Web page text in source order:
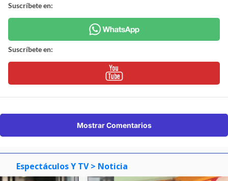
Suscríbete en:
Suscríbete en:
Mostrar Comentarios
Espectáculos Y TV > Noticia